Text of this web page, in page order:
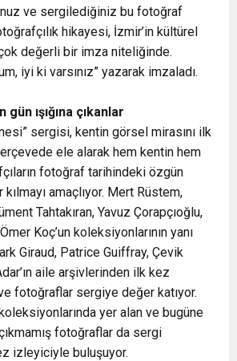
ve sergilediğiniz bu fotoğraf
hikayesi, İzmir’in kültürel
çok değerli bir imza niteliğinde.
iyi ki varsınız” yazarak imzaladı.
ışığına çıkanlar
sergisi, kentin görsel mirasını ilk
ele alarak hem kentin hem
fotoğraf tarihindeki özgün
amaçlıyor. Mert Rüstem,
Tahtakıran, Yavuz Çorapçıoğlu,
Koç’un koleksiyonlarının yanı
Giraud, Patrice Guiffray, Çevik
aile arşivlerinden ilk kez
fotoğraflar sergiye değer katıyor.
yer alan ve bugüne
çıkmamış fotoğraflar da sergi
izleyiciyle buluşuyor.